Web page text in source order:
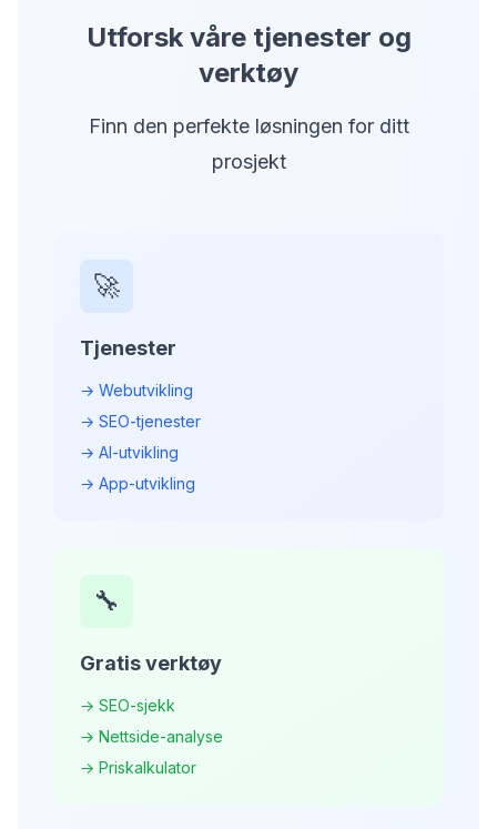
Utforsk våre tjenester og
verktøy
Finn den perfekte løsningen for ditt
prosjekt
🚀
Tjenester
→ Webutvikling
→ SEO-tjenester
→ AI-utvikling
→ App-utvikling
🔧
Gratis verktøy
→ SEO-sjekk
→ Nettside-analyse
→ Priskalkulator